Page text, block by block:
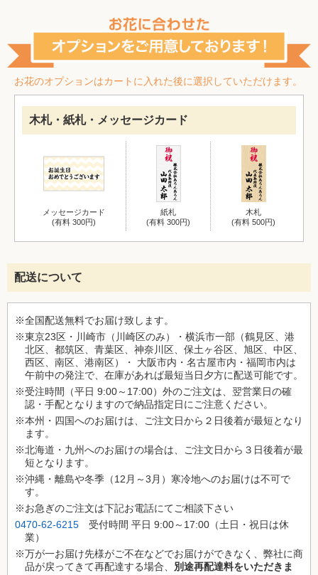
お花のオプションはカートに入れた後に選択していただけます。
木札・紙札・メッセージカード
メッセージカード
(有料 300円)
紙札
(有料 300円)
木札
(有料 500円)
配送について
※全国配送無料でお届け致します。
※東京23区・川崎市（川崎区のみ）・横浜市一部（鶴見区、港
北区、都筑区、青葉区、神奈川区、保土ヶ谷区、旭区、中区、
西区、南区、港南区）・ 大阪市内・名古屋市内・福岡市内は
午前中の発注で、在庫があれば最短当日夕方に配送可能です。
※受注時間（平日 9:00～17:00）外のご注文は、翌営業日の確
認・手配となりますので納品指定日にご注意ください。
※本州・四国へのお届けは、ご注文日から２日後着が最短となり
ます。
※北海道・九州へのお届けの場合は、ご注文日から３日後着が最
短となります。
※沖縄・離島や冬季（12月～3月） 寒冷地へのお届けは不可で
す。
※お急ぎのご注文は下記お電話にてご相談下さい
0470-62-6215 受付時間 平日 9:00～17:00（土日・祝日は休
業）
※万が一お届け先様がご不在などでお届けができなく、弊社に商
品が戻ってきて再配達する場合、 別途再配達料をいただきま